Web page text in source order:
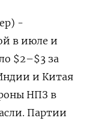
-
в июле и
$2–$3 за
и Китая
НПЗ в
Партии